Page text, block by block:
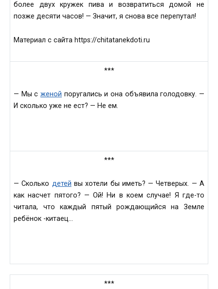
более двух кружек пива и возвратиться домой не
позже десяти часов! — Значит, я снова все перепутал!
Материал с сайта https://chitatanekdoti.ru
***
— Мы сженой поругались и она объявила голодовку. —
И сколько уже не ест? — Не ем.
***
— Сколько детей вы хотели бы иметь? — Четверых. — А
как насчет пятого? — Ой! Ни в коем случае! Я где-то
читала, что каждый пятый рождающийся на Земле
ребёнок -китаец…
***